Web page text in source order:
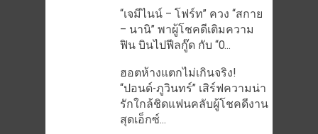
“เจมีไนน์ – โฟร์ท” ควง “สกาย
– นานิ” พาผู้โชคดีเติมความ
ฟิน บินไปฟีลกู๊ด กับ “O...
ฮอตห้างแตกไม่เกินจริง!
“ปอนด์-ภูวินทร์” เสิร์ฟความน่า
รักใกล้ชิดแฟนคลับผู้โชคดีงาน
สุดเอ็กซ์...